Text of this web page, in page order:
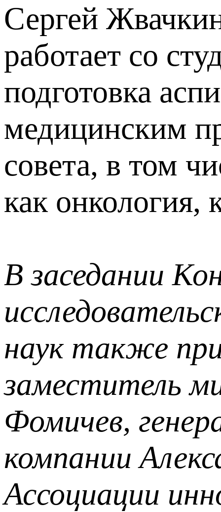
Сергей
работает со
подготовка
медицинским
совета, в том
как онкология,
В заседании
наук также
заместитель
Фомичев,
компании
Ассоциации